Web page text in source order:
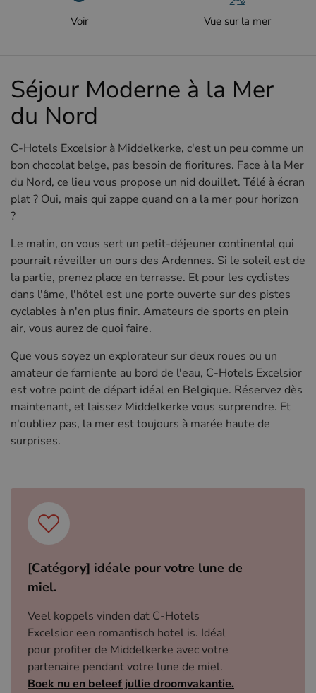
Voir Vue sur la mer
Séjour Moderne à la Mer
du Nord
C-Hotels Excelsior à Middelkerke, c'est un peu comme un
bon chocolat belge, pas besoin de fioritures. Face à la Mer
du Nord, ce lieu vous propose un nid douillet. Télé à écran
plat ? Oui, mais qui zappe quand on a la mer pour horizon
?
Le matin, on vous sert un petit-déjeuner continental qui
pourrait réveiller un ours des Ardennes. Si le soleil est de
la partie, prenez place en terrasse. Et pour les cyclistes
dans l'âme, l'hôtel est une porte ouverte sur des pistes
cyclables à n'en plus finir. Amateurs de sports en plein
air, vous aurez de quoi faire.
Que vous soyez un explorateur sur deux roues ou un
amateur de farniente au bord de l'eau, C-Hotels Excelsior
est votre point de départ idéal en Belgique. Réservez dès
maintenant, et laissez Middelkerke vous surprendre. Et
n'oubliez pas, la mer est toujours à marée haute de
surprises.
[Catégory] idéale pour votre lune de
miel.
Veel koppels vinden dat C-Hotels
Excelsior een romantisch hotel is. Idéal
pour profiter de Middelkerke avec votre
partenaire pendant votre lune de miel.
Boek nu en beleef jullie droomvakantie.